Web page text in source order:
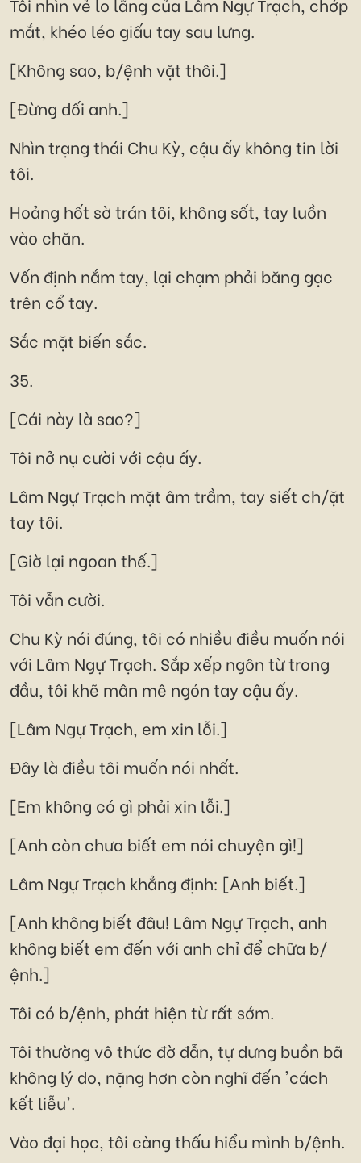
mắt, khéo léo giấu tay sau lưng.
[Không sao, b/ệnh vặt thôi.]
[Đừng dối anh.]
Nhìn trạng thái Chu Kỳ, cậu ấy không tin lời
tôi.
Hoảng hốt sờ trán tôi, không sốt, tay luồn
vào chăn.
Vốn định nắm tay, lại chạm phải băng gạc
trên cổ tay.
Sắc mặt biến sắc.
35.
[Cái này là sao?]
Tôi nở nụ cười với cậu ấy.
Lâm Ngự Trạch mặt âm trầm, tay siết ch/ặt
tay tôi.
[Giờ lại ngoan thế.]
Tôi vẫn cười.
Chu Kỳ nói đúng, tôi có nhiều điều muốn nói
với Lâm Ngự Trạch. Sắp xếp ngôn từ trong
đầu, tôi khẽ mân mê ngón tay cậu ấy.
[Lâm Ngự Trạch, em xin lỗi.]
Đây là điều tôi muốn nói nhất.
[Em không có gì phải xin lỗi.]
[Anh còn chưa biết em nói chuyện gì!]
Lâm Ngự Trạch khẳng định: [Anh biết.]
[Anh không biết đâu! Lâm Ngự Trạch, anh
không biết em đến với anh chỉ để chữa b/
ệnh.]
Tôi có b/ệnh, phát hiện từ rất sớm.
Tôi thường vô thức đờ đẫn, tự dưng buồn bã
không lý do, nặng hơn còn nghĩ đến 'cách
kết liễu'.
Vào đại học, tôi càng thấu hiểu mình b/ệnh.